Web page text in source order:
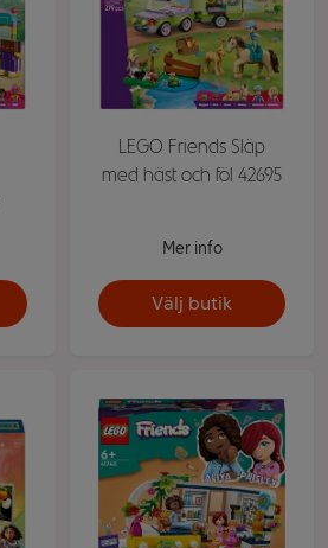
LEGO Friends Släp
med häst och föl 42695
Mer info
Välj butik